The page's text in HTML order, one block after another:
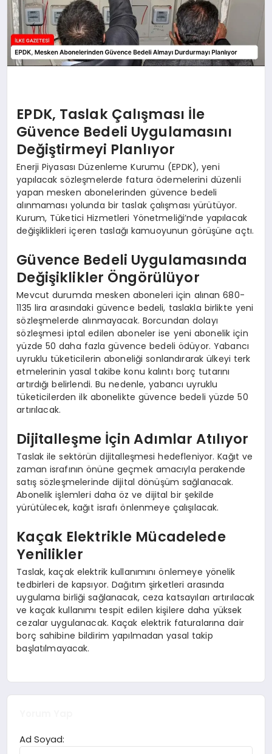
EPDK, Taslak Çalışması İle
Güvence Bedeli Uygulamasını
Değiştirmeyi Planlıyor
Enerji Piyasası Düzenleme Kurumu (EPDK), yeni
yapılacak sözleşmelerde fatura ödemelerini düzenli
yapan mesken abonelerinden güvence bedeli
alınmaması yolunda bir taslak çalışması yürütüyor.
Kurum, Tüketici Hizmetleri Yönetmeliği’nde yapılacak
değişiklikleri içeren taslağı kamuoyunun görüşüne açtı.
Güvence Bedeli Uygulamasında
Değişiklikler Öngörülüyor
Mevcut durumda mesken aboneleri için alınan 680-
1135 lira arasındaki güvence bedeli, taslakla birlikte yeni
sözleşmelerde alınmayacak. Borcundan dolayı
sözleşmesi iptal edilen aboneler ise yeni abonelik için
yüzde 50 daha fazla güvence bedeli ödüyor. Yabancı
uyruklu tüketicilerin aboneliği sonlandırarak ülkeyi terk
etmelerinin yasal takibe konu kalıntı borç tutarını
artırdığı belirlendi. Bu nedenle, yabancı uyruklu
tüketicilerden ilk abonelikte güvence bedeli yüzde 50
artırılacak.
Dijitalleşme İçin Adımlar Atılıyor
Taslak ile sektörün dijitalleşmesi hedefleniyor. Kağıt ve
zaman israfının önüne geçmek amacıyla perakende
satış sözleşmelerinde dijital dönüşüm sağlanacak.
Abonelik işlemleri daha öz ve dijital bir şekilde
yürütülecek, kağıt israfı önlenmeye çalışılacak.
Kaçak Elektrikle Mücadelede
Yenilikler
Taslak, kaçak elektrik kullanımını önlemeye yönelik
tedbirleri de kapsıyor. Dağıtım şirketleri arasında
uygulama birliği sağlanacak, ceza katsayıları artırılacak
ve kaçak kullanımı tespit edilen kişilere daha yüksek
cezalar uygulanacak. Kaçak elektrik faturalarına dair
borç sahibine bildirim yapılmadan yasal takip
başlatılmayacak.
Ad Soyad: